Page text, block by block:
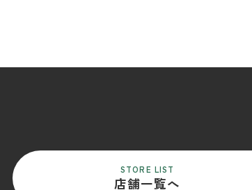
STORE LIST
店舗一覧へ